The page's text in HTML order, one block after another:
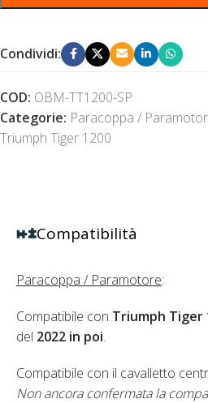
Condividi:
COD: OBM-TT1200-SP
Categorie: Paracoppa /
Triumph Tiger 1200
Compatibilità
Paracoppa / Paramotore:
Compatibile con Triumph Tiger
del 2022 in poi.
Compatibile con il cavalletto
Non ancora confermata la